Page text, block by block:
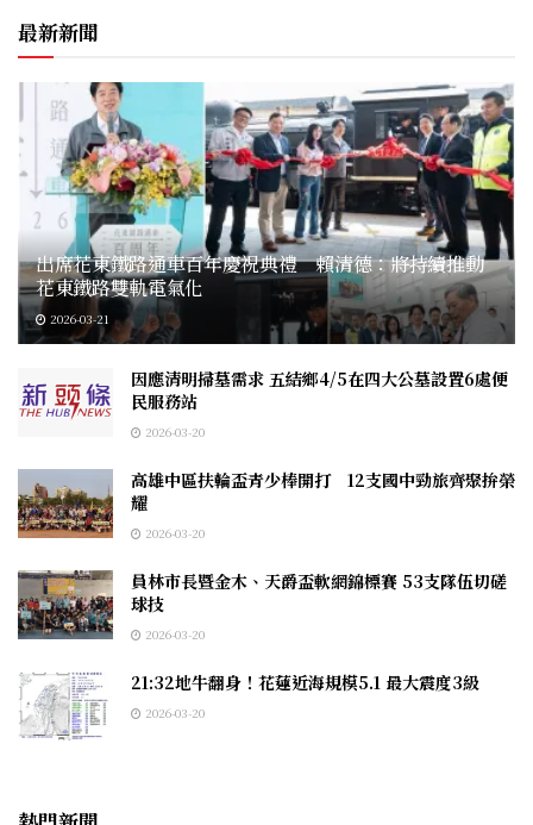
最新新聞
出席花東鐵路通車百年慶祝典禮 賴清德：將持續推動
花東鐵路雙軌電氣化
2026-03-21
因應清明掃墓需求 五結鄉4/5在四大公墓設置6處便
民服務站
2026-03-20
高雄中區扶輪盃青少棒開打 12支國中勁旅齊聚拚榮
耀
2026-03-20
員林市長暨金木、天爵盃軟網錦標賽 53支隊伍切磋
球技
2026-03-20
21:32地牛翻身！花蓮近海規模5.1 最大震度3級
2026-03-20